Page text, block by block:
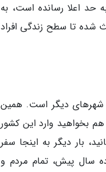
حد اعلا رسانده است، به
شده تا سطح زندگی افراد
شهرهای دیگر است. همین
بخواهید وارد این کشور
بار دیگر به اینجا سفر
سال پیش، تمام مردم و